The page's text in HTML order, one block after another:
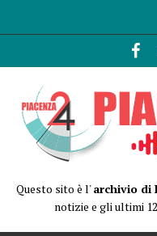
Questo sito è l'archivio di
notizie e gli ultimi